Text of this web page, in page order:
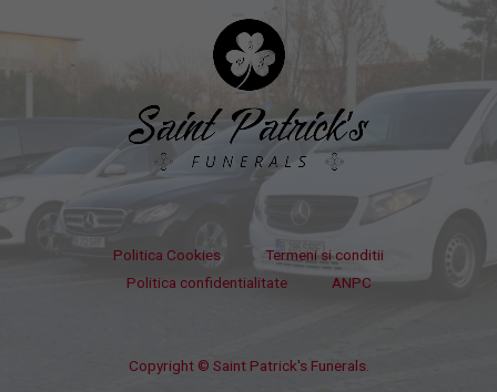
Politica Cookies
Termeni si conditii
Politica confidentialitate
ANPC
Copyright © Saint Patrick's Funerals.